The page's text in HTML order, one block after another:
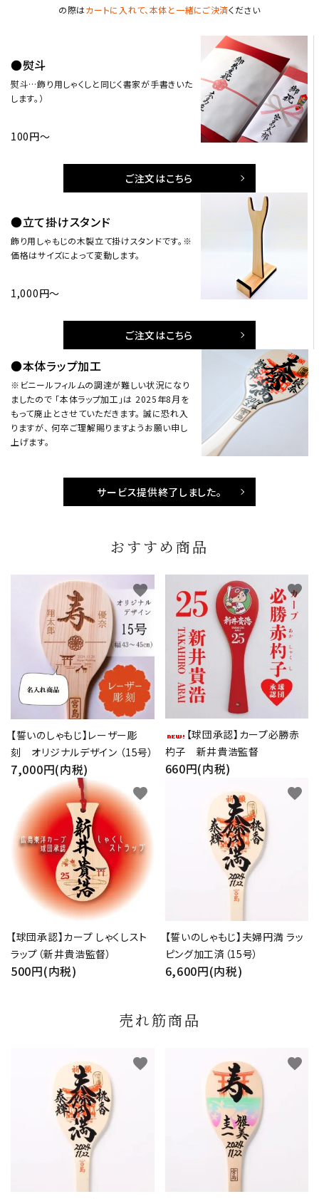
の際はカートに入れて、本体と一緒にご決済ください
●熨斗
熨斗…飾り用しゃくしと同じく書家が手書きいた
します。）
100円～
ご注文はこちら
●立て掛けスタンド
飾り用しゃもじの木製立て掛けスタンドです。※
価格はサイズによって変動します。
1,000円～
ご注文はこちら
●本体ラップ加工
※ビニールフィルムの調達が難しい状況になり
ましたので 「本体ラップ加工」は 2025年8月を
もって廃止とさせていただきます。 誠に恐れ入
りますが、 何卒ご理解賜りますようお願い申し
上げます。
サービス提供終了しました。
おすすめ商品
【誓いのしゃもじ】レーザー彫
刻 オリジナルデザイン （15号）
7,000円(内税)
favorite
【球団承認】カープ必勝赤
杓子 新井貴浩監督
660円(内税)
favorite
【球団承認】カープ しゃくしスト
ラップ（新井貴浩監督）
500円(内税)
favorite
【誓いのしゃもじ】夫婦円満 ラッ
ピング加工済（15号）
6,600円(内税)
favorite
売れ筋商品
favorite favorite